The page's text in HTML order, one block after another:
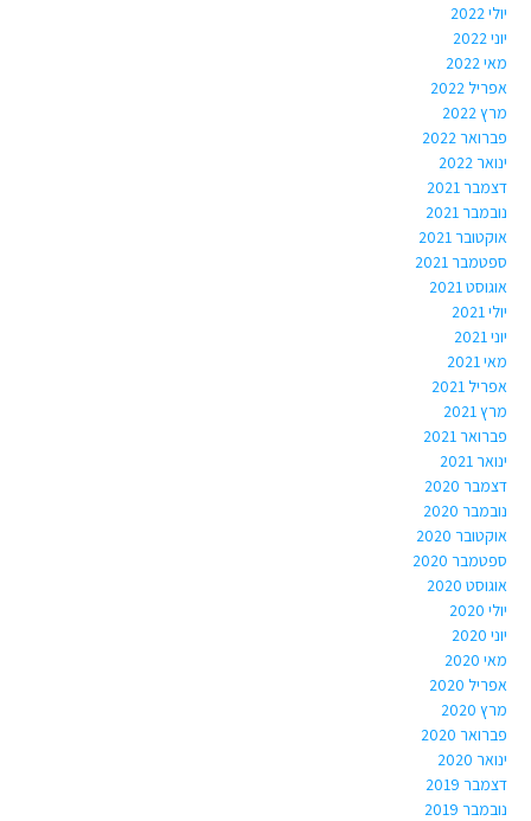
יולי 2022
יוני 2022
מאי 2022
אפריל 2022
מרץ 2022
פברואר 2022
ינואר 2022
דצמבר 2021
נובמבר 2021
אוקטובר 2021
ספטמבר 2021
אוגוסט 2021
יולי 2021
יוני 2021
מאי 2021
אפריל 2021
מרץ 2021
פברואר 2021
ינואר 2021
דצמבר 2020
נובמבר 2020
אוקטובר 2020
ספטמבר 2020
אוגוסט 2020
יולי 2020
יוני 2020
מאי 2020
אפריל 2020
מרץ 2020
פברואר 2020
ינואר 2020
דצמבר 2019
נובמבר 2019